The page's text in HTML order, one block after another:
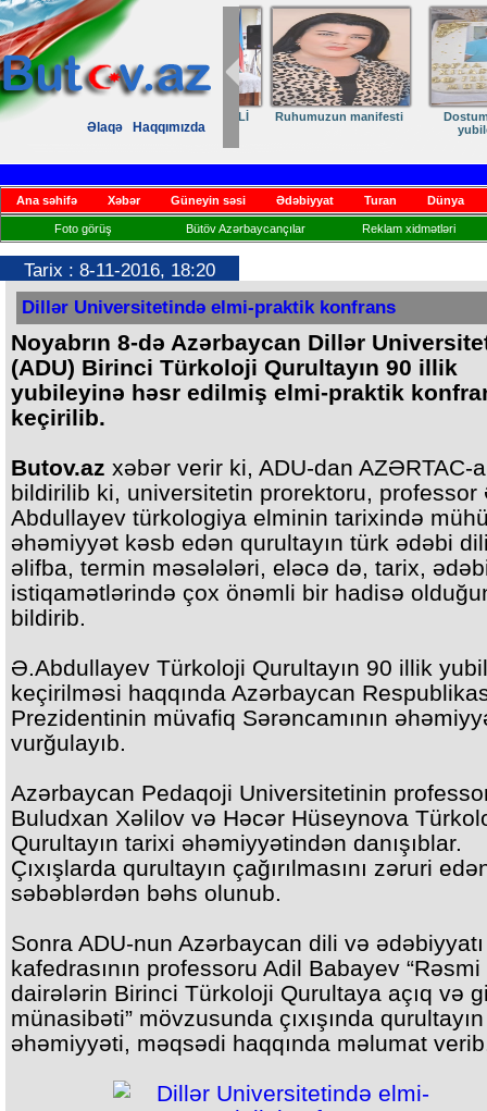
Əlaqə Haqqımızda
Dostumuza sürpriz
Elmanın öz
Ana səhifə Xəbər Güneyin səsi Ədəbiyyat Turan Dünya
Foto görüş Bütöv Azərbaycançılar Reklam xidmətləri
Tarix : 8-11-2016, 18:20
Dillər Universitetində elmi-praktik konfrans
Noyabrın 8-də Azərbaycan Dillər
(ADU) Birinci Türkoloji Qurultayın 90 illik
yubileyinə həsr edilmiş elmi-praktik
keçirilib.
Butov.az xəbər verir ki, ADU-dan AZƏRTAC-a
bildirilib ki, universitetin prorektoru, professor
Abdullayev türkologiya elminin tarixində
əhəmiyyət kəsb edən qurultayın türk ədəbi
əlifba, termin məsələləri, eləcə də, tarix,
istiqamətlərində çox önəmli bir hadisə
bildirib.
Ə.Abdullayev Türkoloji Qurultayın 90 illik
keçirilməsi haqqında Azərbaycan
Prezidentinin müvafiq Sərəncamının
vurğulayıb.
Azərbaycan Pedaqoji Universitetinin
Buludxan Xəlilov və Həcər Hüseynova
Qurultayın tarixi əhəmiyyətindən danışıblar.
Çıxışlarda qurultayın çağırılmasını zəruri
səbəblərdən bəhs olunub.
Sonra ADU-nun Azərbaycan dili və ədəbiyyatı
kafedrasının professoru Adil Babayev “Rəsmi
dairələrin Birinci Türkoloji Qurultaya açıq və
münasibəti” mövzusunda çıxışında
əhəmiyyəti, məqsədi haqqında məlumat